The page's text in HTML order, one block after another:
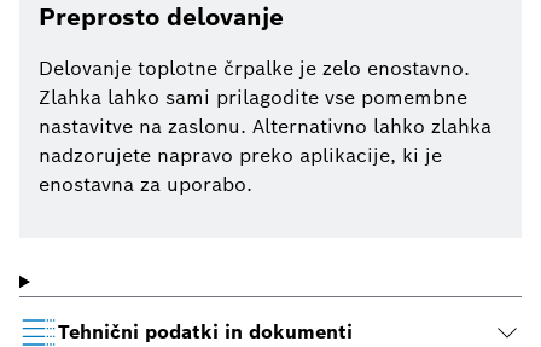
Preprosto delovanje
Delovanje toplotne črpalke je zelo enostavno.
Zlahka lahko sami prilagodite vse pomembne
nastavitve na zaslonu. Alternativno lahko zlahka
nadzorujete napravo preko aplikacije, ki je
enostavna za uporabo.
Tehnični podatki in dokumenti